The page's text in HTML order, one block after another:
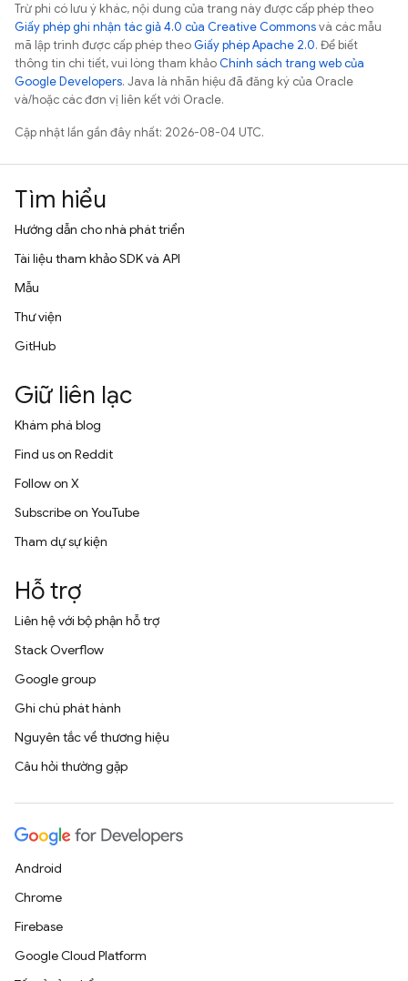
Trừ phi có lưu ý khác, nội dung của trang này được cấp phép theo
Giấy phép ghi nhận tác giả 4.0 của Creative Commonsvà các mẫu
mã lập trình được cấp phép theoGiấy phép Apache 2.0. Để biết
thông tin chi tiết, vui lòng tham khảoChính sách trang web của
Google Developers. Java là nhãn hiệu đã đăng ký của Oracle
và/hoặc các đơn vị liên kết với Oracle.
Cập nhật lần gần đây nhất: 2026-08-04 UTC.
Tìm hiểu
Hướng dẫn cho nhà phát triển
Tài liệu tham khảo SDK và API
Mẫu
Thư viện
GitHub
Giữ liên lạc
Khám phá blog
Find us on Reddit
Follow on X
Subscribe on YouTube
Tham dự sự kiện
Hỗ trợ
Liên hệ với bộ phận hỗ trợ
Stack Overflow
Google group
Ghi chú phát hành
Nguyên tắc về thương hiệu
Câu hỏi thường gặp
Android
Chrome
Firebase
Google Cloud Platform